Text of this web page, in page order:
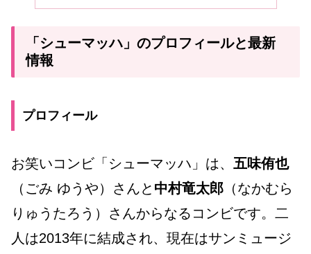
「シューマッハ」のプロフィールと最新
情報
プロフィール
お笑いコンビ「シューマッハ」は、 五味侑也
（ごみ ゆうや）さんと 中村竜太郎 （なかむら
りゅうたろう）さんからなるコンビです。二
人は2013年に結成され、現在はサンミュージ